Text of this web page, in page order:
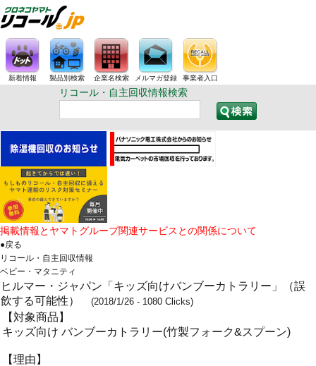
新着情報 製品別検索 企業名検索 メルマガ登録 事業者入口
リコール・自主回収情報検索
掲載情報とヤマトグループ関連サービスとの関係について
●戻る
リコール・自主回収情報
ベビー・マタニティ
ヒルマー・ジャパン「キッズ向けバンブーカトラリー」（誤
飲する可能性）
(2018/1/26 - 1080 Clicks)
【対象商品】
キッズ向け バンブーカトラリー(竹製フォーク&スプーン)
【理由】